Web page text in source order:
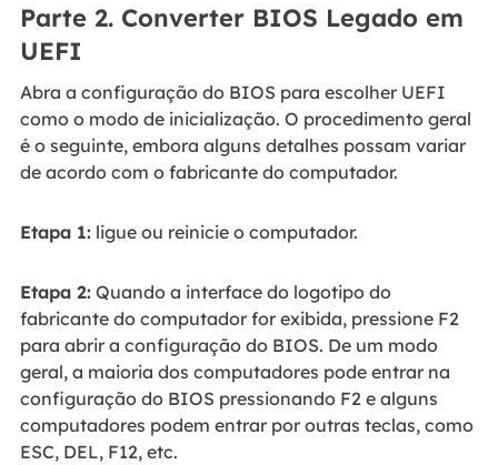
Parte 2. Converter BIOS Legado em
UEFI
Abra a configuração do BIOS para escolher UEFI
como o modo de inicialização. O procedimento geral
é o seguinte, embora alguns detalhes possam variar
de acordo com o fabricante do computador.
Etapa 1:ligue ou reinicie o computador.
Etapa 2:Quando a interface do logotipo do
fabricante do computador for exibida, pressione F2
para abrir a configuração do BIOS. De um modo
geral, a maioria dos computadores pode entrar na
configuração do BIOS pressionando F2 e alguns
computadores podem entrar por outras teclas, como
ESC, DEL, F12, etc.